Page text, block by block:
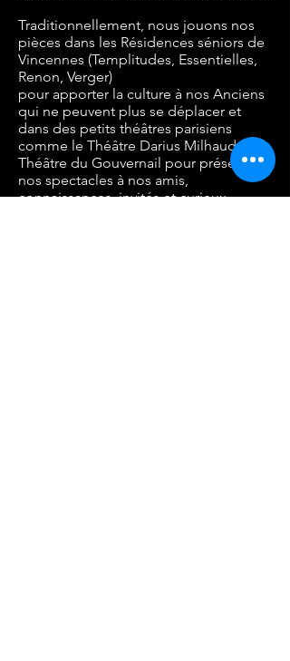
Traditionnellement, nous jouons nos
pièces dans les Résidences séniors de
Vincennes (Templitudes, Essentielles,
Renon, Verger)
pour apporter la culture à nos Anciens
qui ne peuvent plus se déplacer et
dans des petits théâtres parisiens
comme le Théâtre Darius Milhaud et le
Théâtre du Gouvernail pour présenter
nos spectacles à nos amis,
connaissances, invités et curieux.